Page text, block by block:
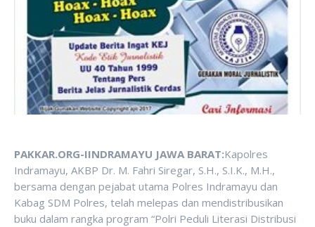
PAKKAR.ORG-IINDRAMAYU JAWA BARAT:Kapolres
Indramayu, AKBP Dr. M. Fahri Siregar, S.H., S.I.K., M.H.,
bersama dengan pejabat utama Polres Indramayu dan
Kabag SDM Polres, telah melepas dan mendistribusikan
buku dalam rangka program “Polri Peduli Literasi Distribusi